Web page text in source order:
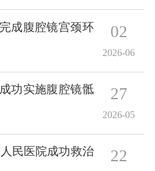
成腹腔镜宫颈环
02
2026-06
功实施腹腔镜骶
27
2026-05
民医院成功救治
22